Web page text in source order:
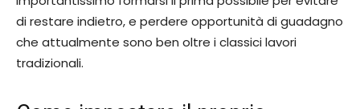
di restare indietro, e perdere opportunità di guadagno
che attualmente sono ben oltre i classici lavori
tradizionali.